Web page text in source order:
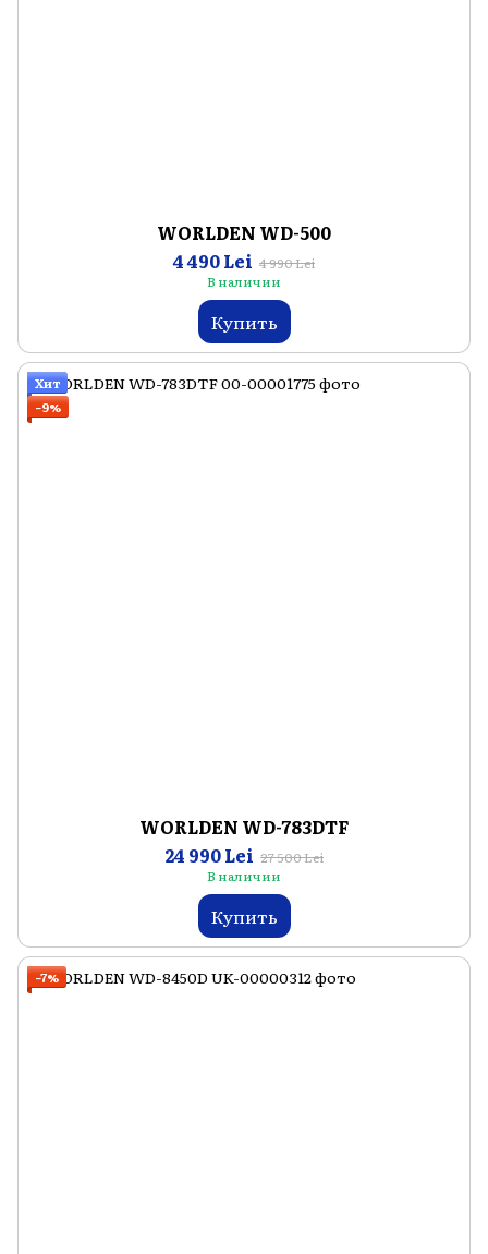
WORLDEN WD-500
4 490 Lei 4 990 Lei
В наличии
Купить
Хит
−9%
WORLDEN WD-783DTF
24 990 Lei 27 500 Lei
В наличии
Купить
−7%